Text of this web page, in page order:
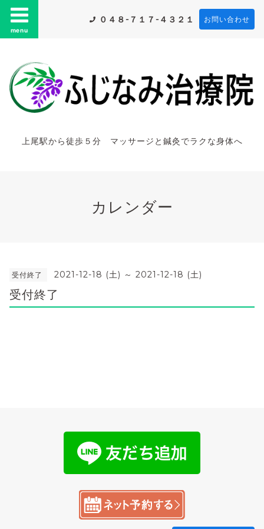
menu
０４８-７１７-４３２１ お問い合わせ
上尾駅から徒歩５分 マッサージと鍼灸でラクな身体へ
カレンダー
受付終了 2021-12-18 (土) ～ 2021-12-18 (土)
受付終了